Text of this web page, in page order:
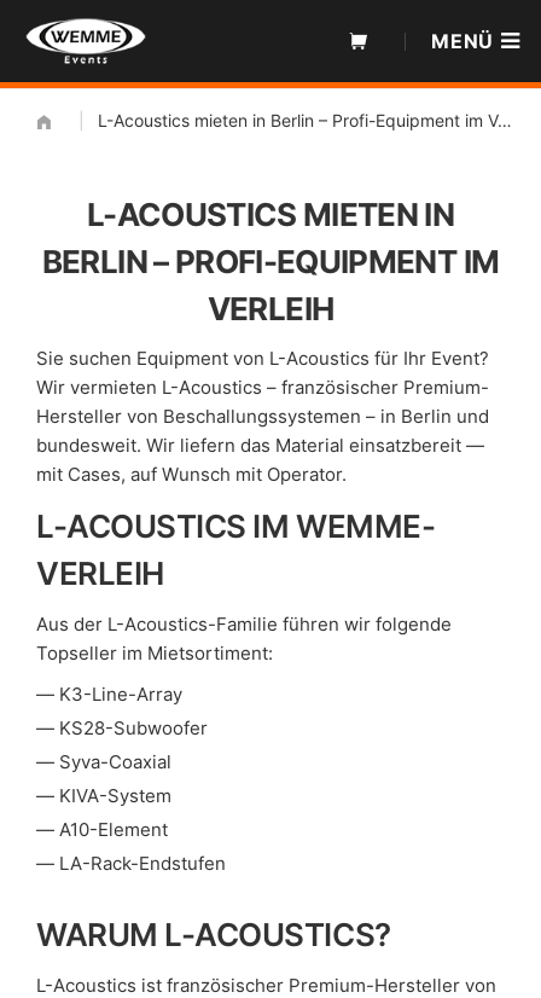
Inhalt
MENÜ
L-Acoustics mieten in Berlin – Profi-Equipment im Verleih
L-ACOUSTICS MIETEN IN
BERLIN – PROFI-EQUIPMENT IM
VERLEIH
Sie suchen Equipment von L-Acoustics für Ihr Event?
Wir vermieten L-Acoustics – französischer Premium-
Hersteller von Beschallungssystemen – in Berlin und
bundesweit. Wir liefern das Material einsatzbereit —
mit Cases, auf Wunsch mit Operator.
L-ACOUSTICS IM WEMME-
VERLEIH
Aus der L-Acoustics-Familie führen wir folgende
Topseller im Mietsortiment:
K3-Line-Array
KS28-Subwoofer
Syva-Coaxial
KIVA-System
A10-Element
LA-Rack-Endstufen
WARUM L-ACOUSTICS?
L-Acoustics ist französischer Premium-Hersteller von